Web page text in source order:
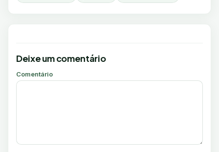
Deixe um comentário
Comentário